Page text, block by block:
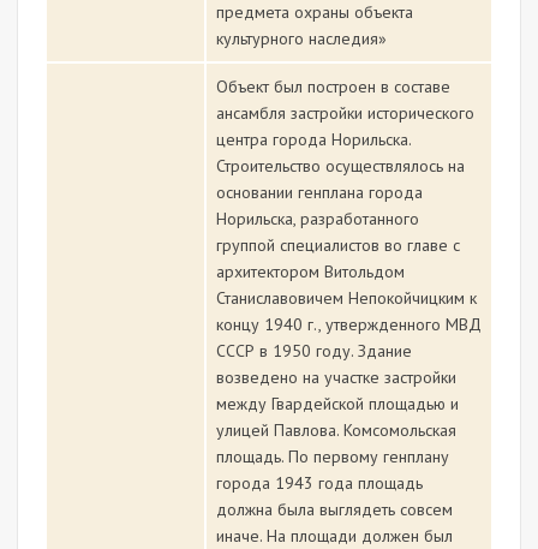
предмета охраны объекта
культурного наследия»
Объект был построен в составе
ансамбля застройки исторического
центра города Норильска.
Строительство осуществлялось на
основании генплана города
Норильска, разработанного
группой специалистов во главе с
архитектором Витольдом
Станиславовичем Непокойчицким к
концу 1940 г., утвержденного МВД
СССР в 1950 году. Здание
возведено на участке застройки
между Гвардейской площадью и
улицей Павлова. Комсомольская
площадь. По первому генплану
города 1943 года площадь
должна была выглядеть совсем
иначе. На площади должен был